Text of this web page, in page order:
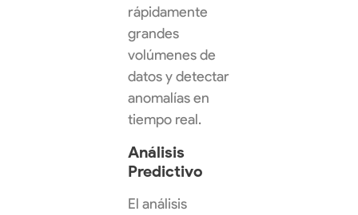
rápidamente
grandes
volúmenes de
datos y detectar
anomalías en
tiempo real.
Análisis
Predictivo
El análisis